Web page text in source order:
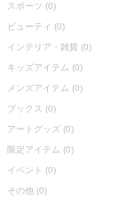
スポーツ (0)
ビューティ (0)
インテリア・雑貨 (0)
キッズアイテム (0)
メンズアイテム (0)
ブックス (0)
アートグッズ (0)
限定アイテム (0)
イベント (0)
その他 (0)